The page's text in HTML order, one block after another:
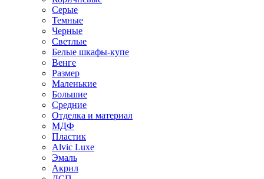
Серые
Темные
Черные
Светлые
Белые шкафы-купе
Венге
Размер
Маленькие
Большие
Средние
Отделка и материал
МДФ
Пластик
Alvic Luxe
Эмаль
Акрил